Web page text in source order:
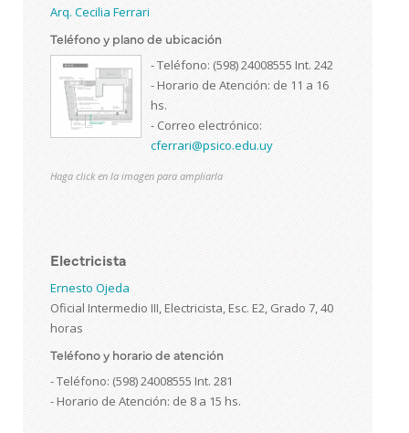
Arq. Cecilia Ferrari
Teléfono y plano de ubicación
- Teléfono: (598) 24008555 Int. 242
- Horario de Atención: de 11 a 16
hs.
- Correo electrónico:
cferrari@psico.edu.uy
Haga click en la imagen para ampliarla
Electricista
Ernesto Ojeda
Oficial Intermedio III, Electricista, Esc. E2, Grado 7, 40
horas
Teléfono y horario de atención
- Teléfono: (598) 24008555 Int. 281
- Horario de Atención: de 8 a 15 hs.